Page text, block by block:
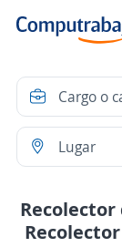
Recolector